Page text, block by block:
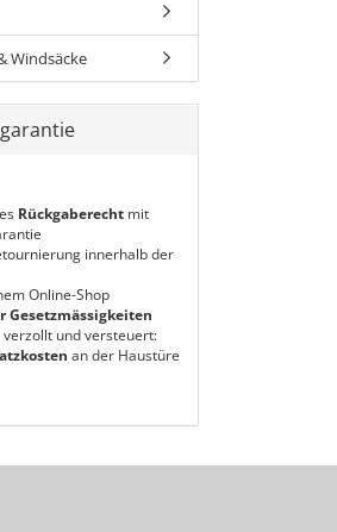
Windsäcke
Rückgaberecht mit
innerhalb der
Online-Shop
Gesetzmässigkeiten
und versteuert:
an der Haustüre